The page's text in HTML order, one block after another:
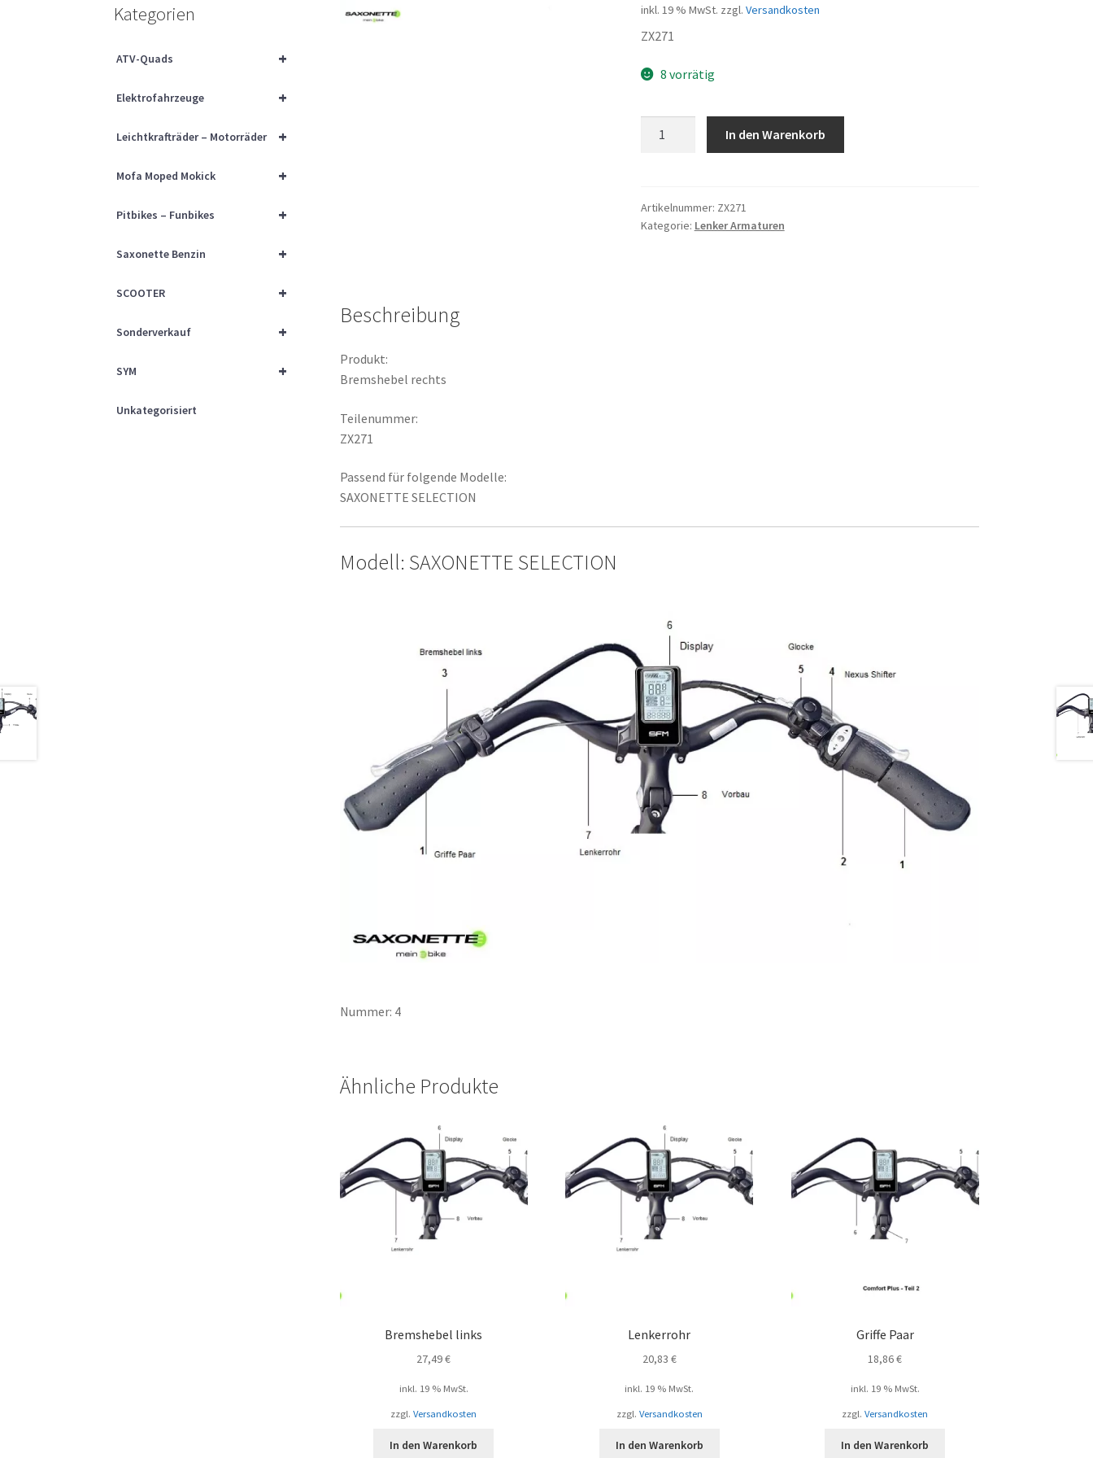
inkl. 19 % MwSt. zzgl. Versandkosten
ZX271
8 vorrätig
In den Warenkorb
Artikelnummer: ZX271
Kategorie: Lenker Armaturen
Beschreibung
Produkt:
Bremshebel rechts
Teilenummer:
ZX271
Passend für folgende Modelle:
SAXONETTE SELECTION
Modell: SAXONETTE SELECTION
Nummer: 4
Ähnliche Produkte
Bremshebel links
27,49€
inkl. 19 % MwSt.
zzgl.Versandkosten
In den Warenkorb
Lenkerrohr
20,83 €
inkl. 19 % MwSt.
zzgl. Versandkosten
In den Warenkorb
Griffe Paar
18,86€
inkl. 19 % MwSt.
zzgl.Versandkosten
In den Warenkorb
Kategorien
+
ATV-Quads
+
Elektrofahrzeuge
+
Leichtkrafträder – Motorräder
+
Mofa Moped Mokick
+
Pitbikes – Funbikes
+
Saxonette Benzin
+
SCOOTER
+
Sonderverkauf
+
SYM
Unkategorisiert